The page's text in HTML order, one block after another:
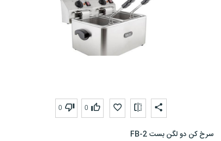
0
0
سرخ کن دو لگن بست FB-2